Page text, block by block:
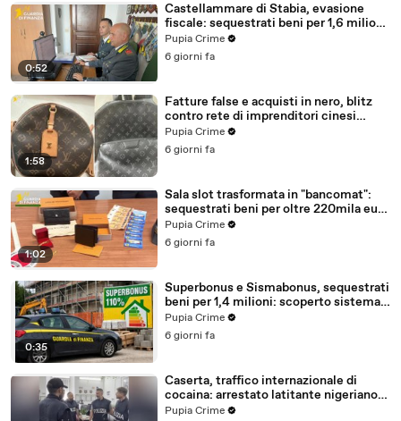
0:52
Castellammare di Stabia, evasione
fiscale: sequestrati beni per 1,6 milioni
ad un consorzio navale (29.07.26)
Pupia Crime
6 giorni fa
1:58
Fatture false e acquisti in nero, blitz
contro rete di imprenditori cinesi
sequestri per 8,5 milioni (29.07.26)
Pupia Crime
6 giorni fa
1:02
Sala slot trasformata in "bancomat":
sequestrati beni per oltre 220mila euro
a due coniugi (29.07.26)
Pupia Crime
6 giorni fa
0:35
Superbonus e Sismabonus, sequestrati
beni per 1,4 milioni: scoperto sistema
con false abitazioni (29.07.26)
Pupia Crime
6 giorni fa
Caserta, traffico internazionale di
cocaina: arrestato latitante nigeriano
ricercato dal 2019 (28.07.26)
Pupia Crime